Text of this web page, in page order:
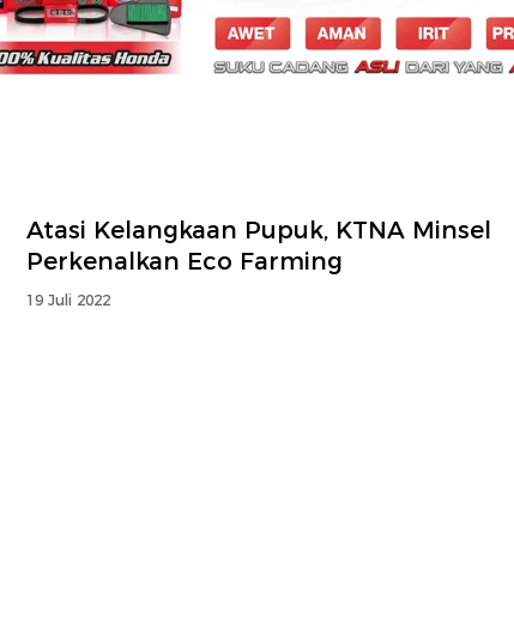
Atasi Kelangkaan Pupuk, KTNA Minsel
Perkenalkan Eco Farming
19 Juli 2022